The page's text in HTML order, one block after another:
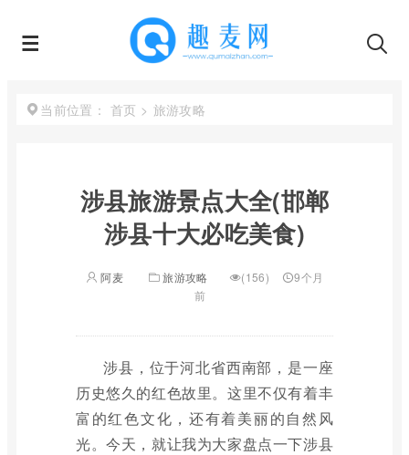
当前位置： 首页 > 旅游攻略
涉县旅游景点大全(邯郸
涉县十大必吃美食)
阿麦 旅游攻略 (156)
9个月
前
涉县，位于河北省西南部，是一座
历史悠久的红色故里。这里不仅有着丰
富的红色文化，还有着美丽的自然风
光。今天，就让我为大家盘点一下涉县